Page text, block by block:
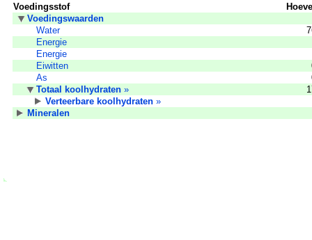
Voedingsstof
Voedingswaarden
Water
Energie
Energie
Eiwitten
As
Totaal koolhydraten »
Verteerbare koolhydraten »
Mineralen